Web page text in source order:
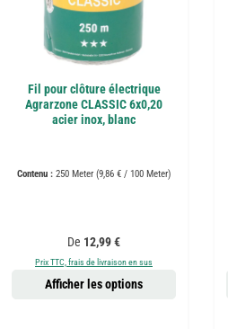
Fil pour clôture électrique
Agrarzone CLASSIC 6x0,20
acier inox, blanc
Contenu : 250 Meter (9,86 € / 100 Meter)
Prix régulier :
De 12,99 €
Prix TTC, frais de livraison en sus
Afficher les options